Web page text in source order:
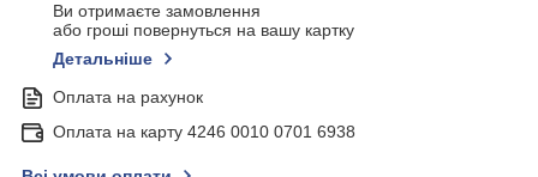
Ви отримаєте замовлення
або гроші повернуться на вашу картку
Детальніше
Оплата на рахунок
Оплата на карту 4246 0010 0701 6938